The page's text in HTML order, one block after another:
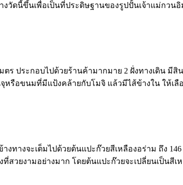
งวัดนี้ขึ้นเพื่อเป็นที่ประดิษฐานของรูปปั้นเจ้าแม่กว
ร ประกอบไปด้วยร้านค้ามากมาย 2 ฝั่งทางเดิน
รือขนมที่มีแป้งคล้ายกับโมจิ แล้วมีไส้ข้างใน ให้เ
ทางจะเต็มไปด้วยต้นแปะก๊วยสีเหลืองอร่าม ถึง
ที่สวยงามอย่างมาก โดยต้นแปะก๊วยจะเปลี่ยนเป็นสี